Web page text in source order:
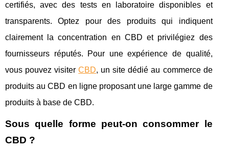
certifiés, avec des tests en laboratoire disponibles et
transparents. Optez pour des produits qui indiquent
clairement la concentration en CBD et privilégiez des
fournisseurs réputés. Pour une expérience de qualité,
vous pouvez visiterCBD, un site dédié au commerce de
produits au CBD en ligne proposant une large gamme de
produits à base de CBD.
Sous quelle forme peut-on consommer le
CBD ?